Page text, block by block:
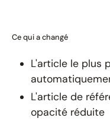
Ce qui a changé
L'article le plus
L'article de
opacité réduite